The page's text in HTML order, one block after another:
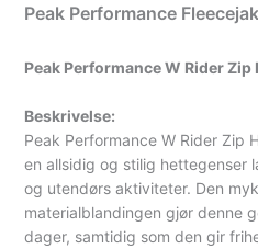
Peak Performance
Peak Performance W Rider Zip
Beskrivelse:
Peak Performance W Rider Zip
en allsidig og stilig hettegenser
og utendørs aktiviteter. Den
materialblandingen gjør denne
dager, samtidig som den gir